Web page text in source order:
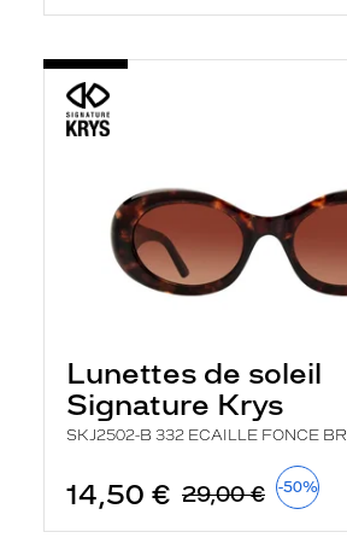
Lunettes de soleil
Signature Krys
SKJ2502-B 332 ECAILLE FONCE BR
14,50 € 29,00 € -50%